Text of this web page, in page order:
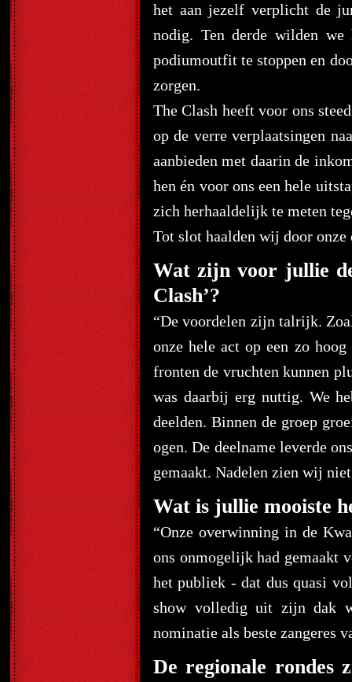
het aan jezelf verplicht de
nodig. Ten derde wilden
podiumoutfit te stoppen en
zorgen.
The Clash heeft voor ons
op de verre verplaatsingen
aanbieden met daarin de
hen én voor ons een hele
zich herhaaldelijk te meten
Tot slot haalden wij door onze
Wat zijn voor jullie
Clash’?
“De voordelen zijn talrijk.
onze hele act op een zo
fronten de vruchten kunnen
was daarbij erg nuttig. We
deelden. Binnen de groep
ogen. De deelname leverde
gemaakt. Nadelen zien wij
Wat is jullie mooiste
“Onze overwinning in de
ons onmogelijk had gemaakt
het publiek - dat dus quasi
show volledig uit zijn dak
nominatie als beste zangeres
De regionale rondes